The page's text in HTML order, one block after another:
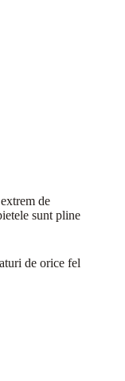
de
sunt pline
de orice fel